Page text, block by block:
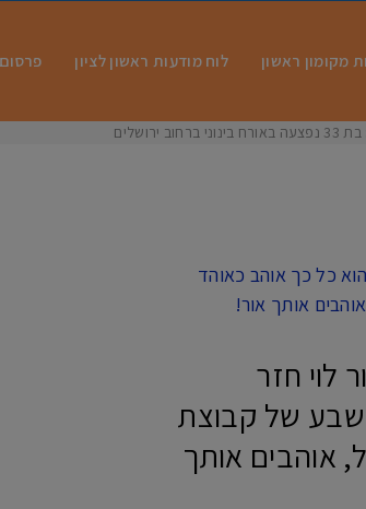
מקומון ראשון לוח מודעות ראשון לציון
לוי חזר
של קבוצת
אוהבים אותך